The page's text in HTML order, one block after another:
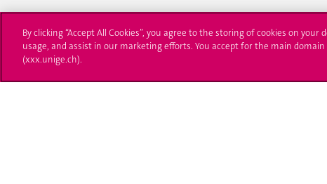
Université de Genève
By clicking “Accept All Cookies”, you agree to the storing of cookies on
usage, and assist in our marketing efforts. You accept for the main
(xxx.unige.ch).